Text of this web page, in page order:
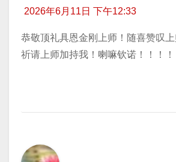
2026年6月11日 下午12:33
恭敬顶礼具恩金刚上师！随喜赞叹上
祈请上师加持我！喇嘛钦诺！！！！